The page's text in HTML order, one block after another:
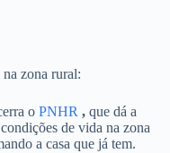
zona rural:
o PNHR , que dá a
de vida na zona
a casa que já tem.